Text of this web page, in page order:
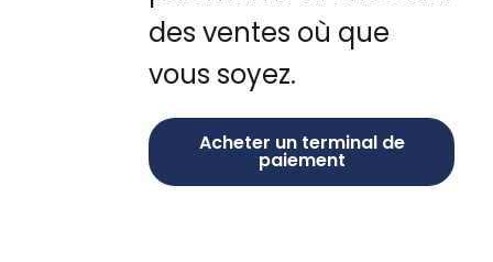
des ventes où que
vous soyez.
Acheter un terminal de
paiement